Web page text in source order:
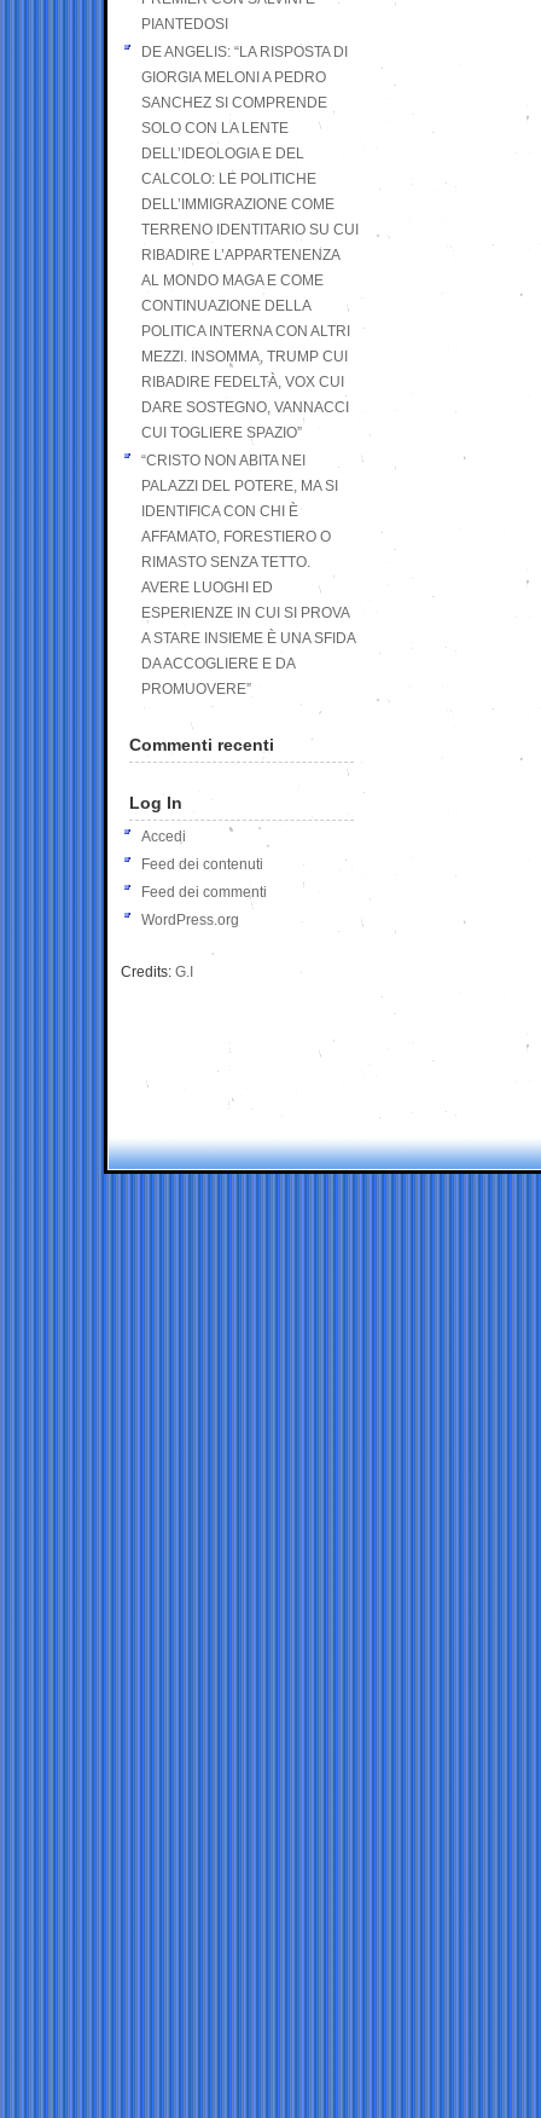
PIANTEDOSI
DE ANGELIS: “LA RISPOSTA DI
GIORGIA MELONI A PEDRO
SANCHEZ SI COMPRENDE
SOLO CON LA LENTE
DELL’IDEOLOGIA E DEL
CALCOLO: LE POLITICHE
DELL’IMMIGRAZIONE COME
TERRENO IDENTITARIO SU CUI
RIBADIRE L’APPARTENENZA
AL MONDO MAGA E COME
CONTINUAZIONE DELLA
POLITICA INTERNA CON ALTRI
MEZZI. INSOMMA, TRUMP CUI
RIBADIRE FEDELTÀ, VOX CUI
DARE SOSTEGNO, VANNACCI
CUI TOGLIERE SPAZIO”
“CRISTO NON ABITA NEI
PALAZZI DEL POTERE, MA SI
IDENTIFICA CON CHI È
AFFAMATO, FORESTIERO O
RIMASTO SENZA TETTO.
AVERE LUOGHI ED
ESPERIENZE IN CUI SI PROVA
A STARE INSIEME È UNA SFIDA
DA ACCOGLIERE E DA
PROMUOVERE”
Commenti recenti
Log In
Accedi
Feed dei contenuti
Feed dei commenti
WordPress.org
Credits: G.I